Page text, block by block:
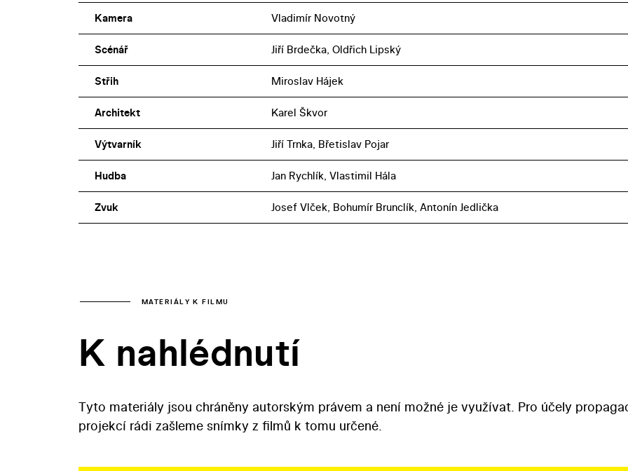
Kamera Vladimír Novotný
Scénář Jiří Brdečka, Oldřich Lipský
Střih Miroslav Hájek
Architekt Karel Škvor
Výtvarník Jiří Trnka, Břetislav Pojar
Hudba Jan Rychlík, Vlastimil Hála
Zvuk Josef Vlček, Bohumír Brunclík, Antonín Jedlička
MATERIÁLY K FILMU
K nahlédnutí
Tyto materiály jsou chráněny autorským právem a není možné je využívat. Pro účely
projekcí rádi zašleme snímky z filmů k tomu určené.